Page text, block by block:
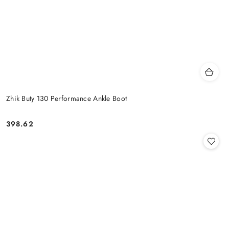
Zhik Buty 130 Performance Ankle Boot
Cena:
398.62